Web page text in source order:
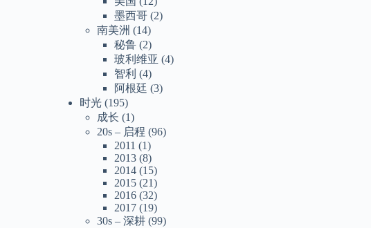
墨西哥 (2)
南美洲 (14)
秘鲁 (2)
玻利维亚 (4)
智利 (4)
阿根廷 (3)
时光 (195)
成长 (1)
20s – 启程 (96)
2011 (1)
2013 (8)
2014 (15)
2015 (21)
2016 (32)
2017 (19)
30s – 深耕 (99)